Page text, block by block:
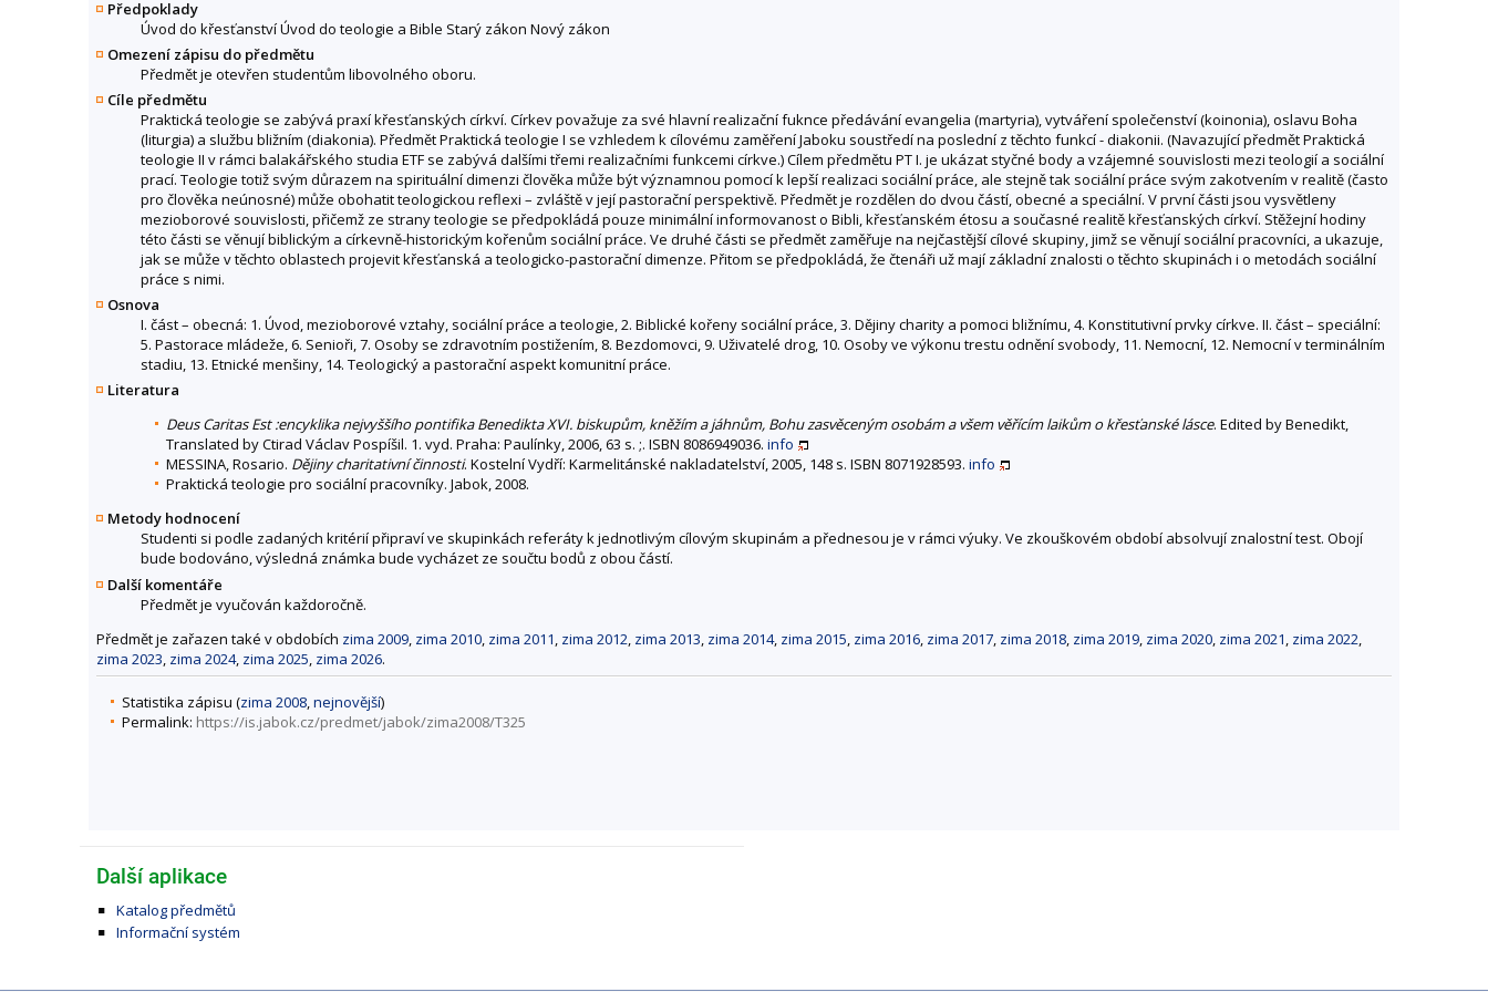
Předpoklady
Úvod do křesťanství Úvod do teologie a Bible Starý zákon Nový zákon
Omezení zápisu do předmětu
Předmět je otevřen studentům libovolného oboru.
Cíle předmětu
Praktická teologie se zabývá praxí křesťanských církví. Církev považuje za své hlavní realizační fuknce předávání evangelia (martyria), vytváření společenství (koinonia), oslavu Boha
(liturgia) a službu bližním (diakonia). Předmět Praktická teologie I se vzhledem k cílovému zaměření Jaboku soustředí na poslední z těchto funkcí - diakonii. (Navazující předmět Praktická
teologie II v rámci balakářského studia ETF se zabývá dalšími třemi realizačními funkcemi církve.) Cílem předmětu PT I. je ukázat styčné body a vzájemné souvislosti mezi teologií a sociální
prací. Teologie totiž svým důrazem na spirituální dimenzi člověka může být významnou pomocí k lepší realizaci sociální práce, ale stejně tak sociální práce svým zakotvením v realitě (často
pro člověka neúnosné) může obohatit teologickou reflexi – zvláště v její pastorační perspektivě. Předmět je rozdělen do dvou částí, obecné a speciální. V první části jsou vysvětleny
mezioborové souvislosti, přičemž ze strany teologie se předpokládá pouze minimální informovanost o Bibli, křesťanském étosu a současné realitě křesťanských církví. Stěžejní hodiny
této části se věnují biblickým a církevně-historickým kořenům sociální práce. Ve druhé části se předmět zaměřuje na nejčastější cílové skupiny, jimž se věnují sociální pracovníci, a ukazuje,
jak se může v těchto oblastech projevit křesťanská a teologicko-pastorační dimenze. Přitom se předpokládá, že čtenáři už mají základní znalosti o těchto skupinách i o metodách sociální
práce s nimi.
Osnova
I. část – obecná: 1. Úvod, mezioborové vztahy, sociální práce a teologie, 2. Biblické kořeny sociální práce, 3. Dějiny charity a pomoci bližnímu, 4. Konstitutivní prvky církve. II. část – speciální:
5. Pastorace mládeže, 6. Senioři, 7. Osoby se zdravotním postižením, 8. Bezdomovci, 9. Uživatelé drog, 10. Osoby ve výkonu trestu odnění svobody, 11. Nemocní, 12. Nemocní v terminálním
stadiu, 13. Etnické menšiny, 14. Teologický a pastorační aspekt komunitní práce.
Literatura
Deus Caritas Est :encyklika nejvyššího pontifika Benedikta XVI. biskupům, kněžím a jáhnům, Bohu zasvěceným osobám a všem věřícím laikům o křesťanské lásce. Edited by Benedikt,
Translated by Ctirad Václav Pospíšil. 1. vyd. Praha: Paulínky, 2006, 63 s. ;. ISBN 8086949036. info
MESSINA, Rosario. Dějiny charitativní činnosti. Kostelní Vydří: Karmelitánské nakladatelství, 2005, 148 s. ISBN 8071928593. info
Praktická teologie pro sociální pracovníky. Jabok, 2008.
Metody hodnocení
Studenti si podle zadaných kritérií připraví ve skupinkách referáty k jednotlivým cílovým skupinám a přednesou je v rámci výuky. Ve zkouškovém období absolvují znalostní test. Obojí
bude bodováno, výsledná známka bude vycházet ze součtu bodů z obou částí.
Další komentáře
Předmět je vyučován každoročně.
Předmět je zařazen také v obdobích zima 2009 zima 2010 zima 2011 zima 2012 zima 2013 zima 2014, zima 2015 zima 2016 zima 2017 zima 2018 zima 2019 zima 2020 zima 2021 zima 2022
zima 2023 zima 2024, zima 2025 zima 2026.
Statistika zápisu (zima 2008,nejnovější)
Permalink: https://is.jabok.cz/predmet/jabok/zima2008/T325
Další aplikace
Katalog předmětů
Informační systém